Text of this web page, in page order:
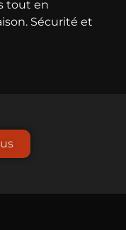
tout en
Sécurité et